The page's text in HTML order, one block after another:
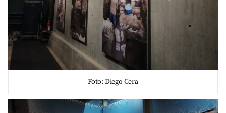
Foto: Diego Cera